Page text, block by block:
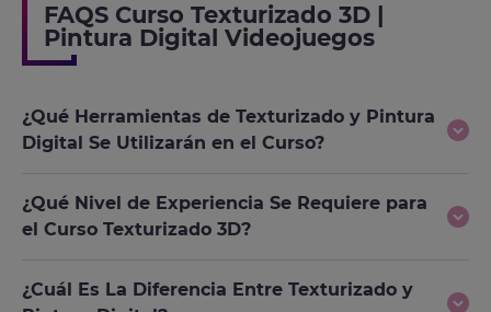
FAQS Curso Texturizado 3D |
Pintura Digital Videojuegos
¿Qué Herramientas de Texturizado y Pintura
Digital Se Utilizarán en el Curso?
¿Qué Nivel de Experiencia Se Requiere para
el Curso Texturizado 3D?
¿Cuál Es La Diferencia Entre Texturizado y